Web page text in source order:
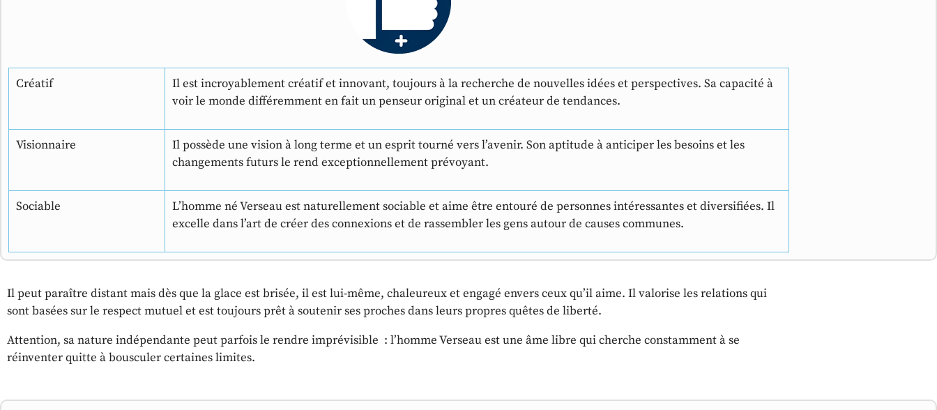
Créatif
Il est incroyablement créatif et innovant, toujours à la recherche de nouvelles idées et perspectives. Sa capacité à
voir le monde différemment en fait un penseur original et un créateur de tendances.
Visionnaire
Il possède une vision à long terme et un esprit tourné vers l’avenir. Son aptitude à anticiper les besoins et les
changements futurs le rend exceptionnellement prévoyant.
Sociable
L’homme né Verseau est naturellement sociable et aime être entouré de personnes intéressantes et diversifiées. Il
excelle dans l’art de créer des connexions et de rassembler les gens autour de causes communes.
Il peut paraître distant mais dès que la glace est brisée, il est lui-même, chaleureux et engagé envers ceux qu’il aime. Il valorise les relations qui
sont basées sur le respect mutuel et est toujours prêt à soutenir ses proches dans leurs propres quêtes de liberté.
Attention, sa nature indépendante peut parfois le rendre imprévisible : l’homme Verseau est une âme libre qui cherche constamment à se
réinventer quitte à bousculer certaines limites.